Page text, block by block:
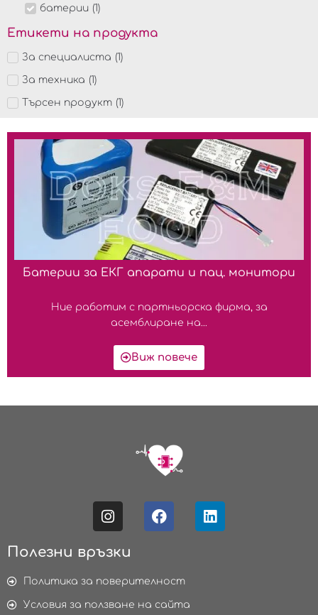
батерии (1)
Етикети на продукта
За специалиста (1)
За техника (1)
Търсен продукт (1)
Батерии за ЕКГ апарати и пац. монитори
Ние работим с партньорска фирма, за
асемблиране на...
Виж повече
Полезни връзки
Политика за поверителност
Условия за ползване на сайта